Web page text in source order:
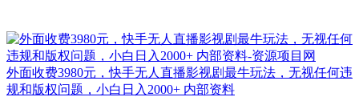
外面收费3980元，快手无人直播影视剧最牛玩法，无视任何违
规和版权问题，小白日入2000+ 内部资料